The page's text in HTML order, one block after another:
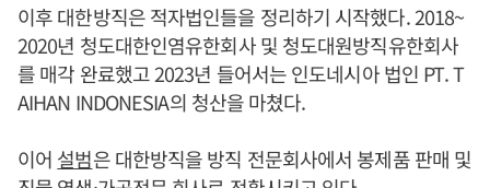
이후 대한방직은 적자법인들을 정리하기 시작했다. 2018~
2020년 청도대한인염유한회사 및 청도대원방직유한회사
를 매각 완료했고 2023년 들어서는 인도네시아 법인 PT. T
AIHAN INDONESIA의 청산을 마쳤다.
이어 설범은 대한방직을 방직 전문회사에서 봉제품 판매 및